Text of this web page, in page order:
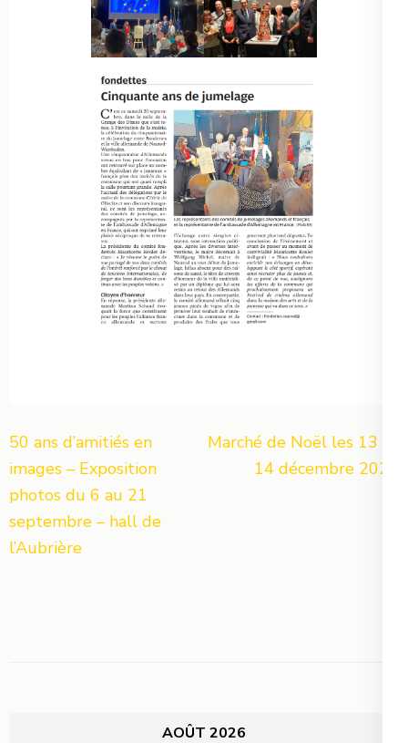
Navigation
de
l’article
50 ans d’amitiés en
images – Exposition
photos du 6 au 21
septembre – hall de
l’Aubrière
Marché de Noël les 13 et
14 décembre 2025
AOÛT 2026